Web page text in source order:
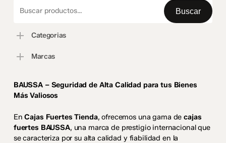
por:
Buscar
Categorias
Marcas
BAUSSA – Seguridad de Alta Calidad para tus Bienes
Más Valiosos
EnCajas Fuertes Tienda, ofrecemos una gama decajas
fuertes BAUSSA, una marca de prestigio internacional que
se caracteriza por su alta calidad y fiabilidad en la